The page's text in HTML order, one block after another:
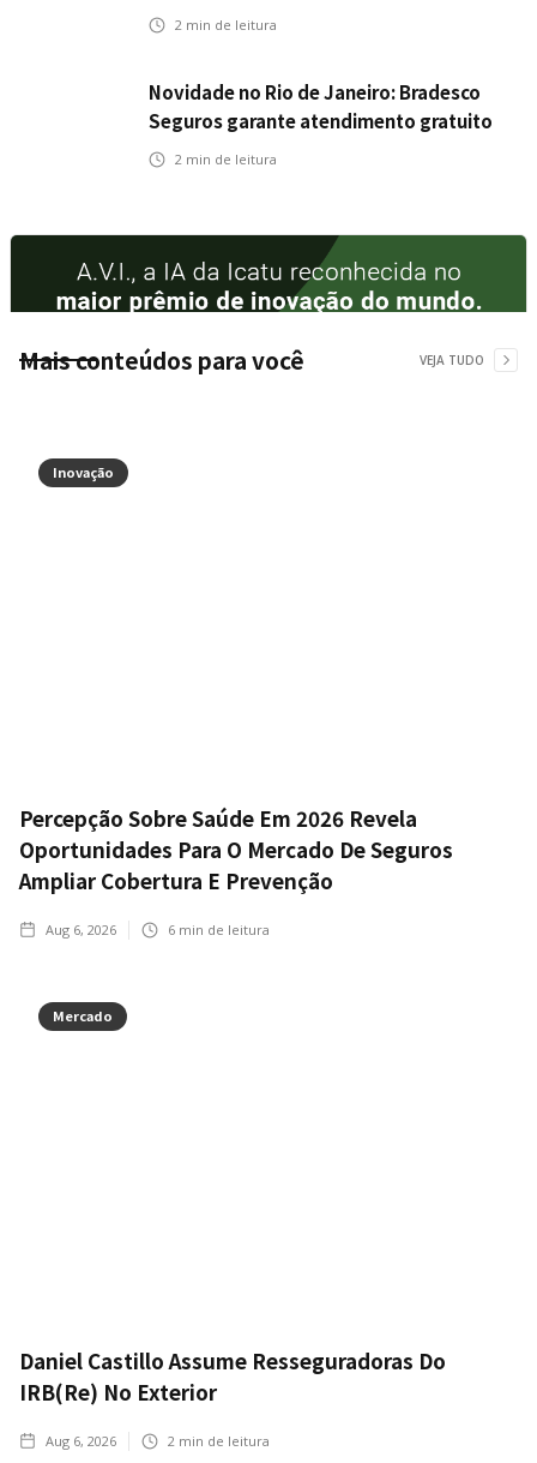
veículos elétricos da Bradesco Seguros
2 min de leitura
Novidade no Rio de Janeiro: Bradesco
Seguros garante atendimento gratuito
na Ponte Rio-Niterói
2 min de leitura
Mais conteúdos para você VEJA TUDO
Inovação
Percepção Sobre Saúde Em 2026 Revela
Oportunidades Para O Mercado De Seguros
Ampliar Cobertura E Prevenção
Aug 6, 2026 6 min de leitura
Mercado
Daniel Castillo Assume Resseguradoras Do
IRB(Re) No Exterior
Aug 6, 2026 2 min de leitura